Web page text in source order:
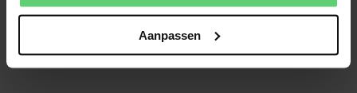
Aanpassen
Geen items gevonden